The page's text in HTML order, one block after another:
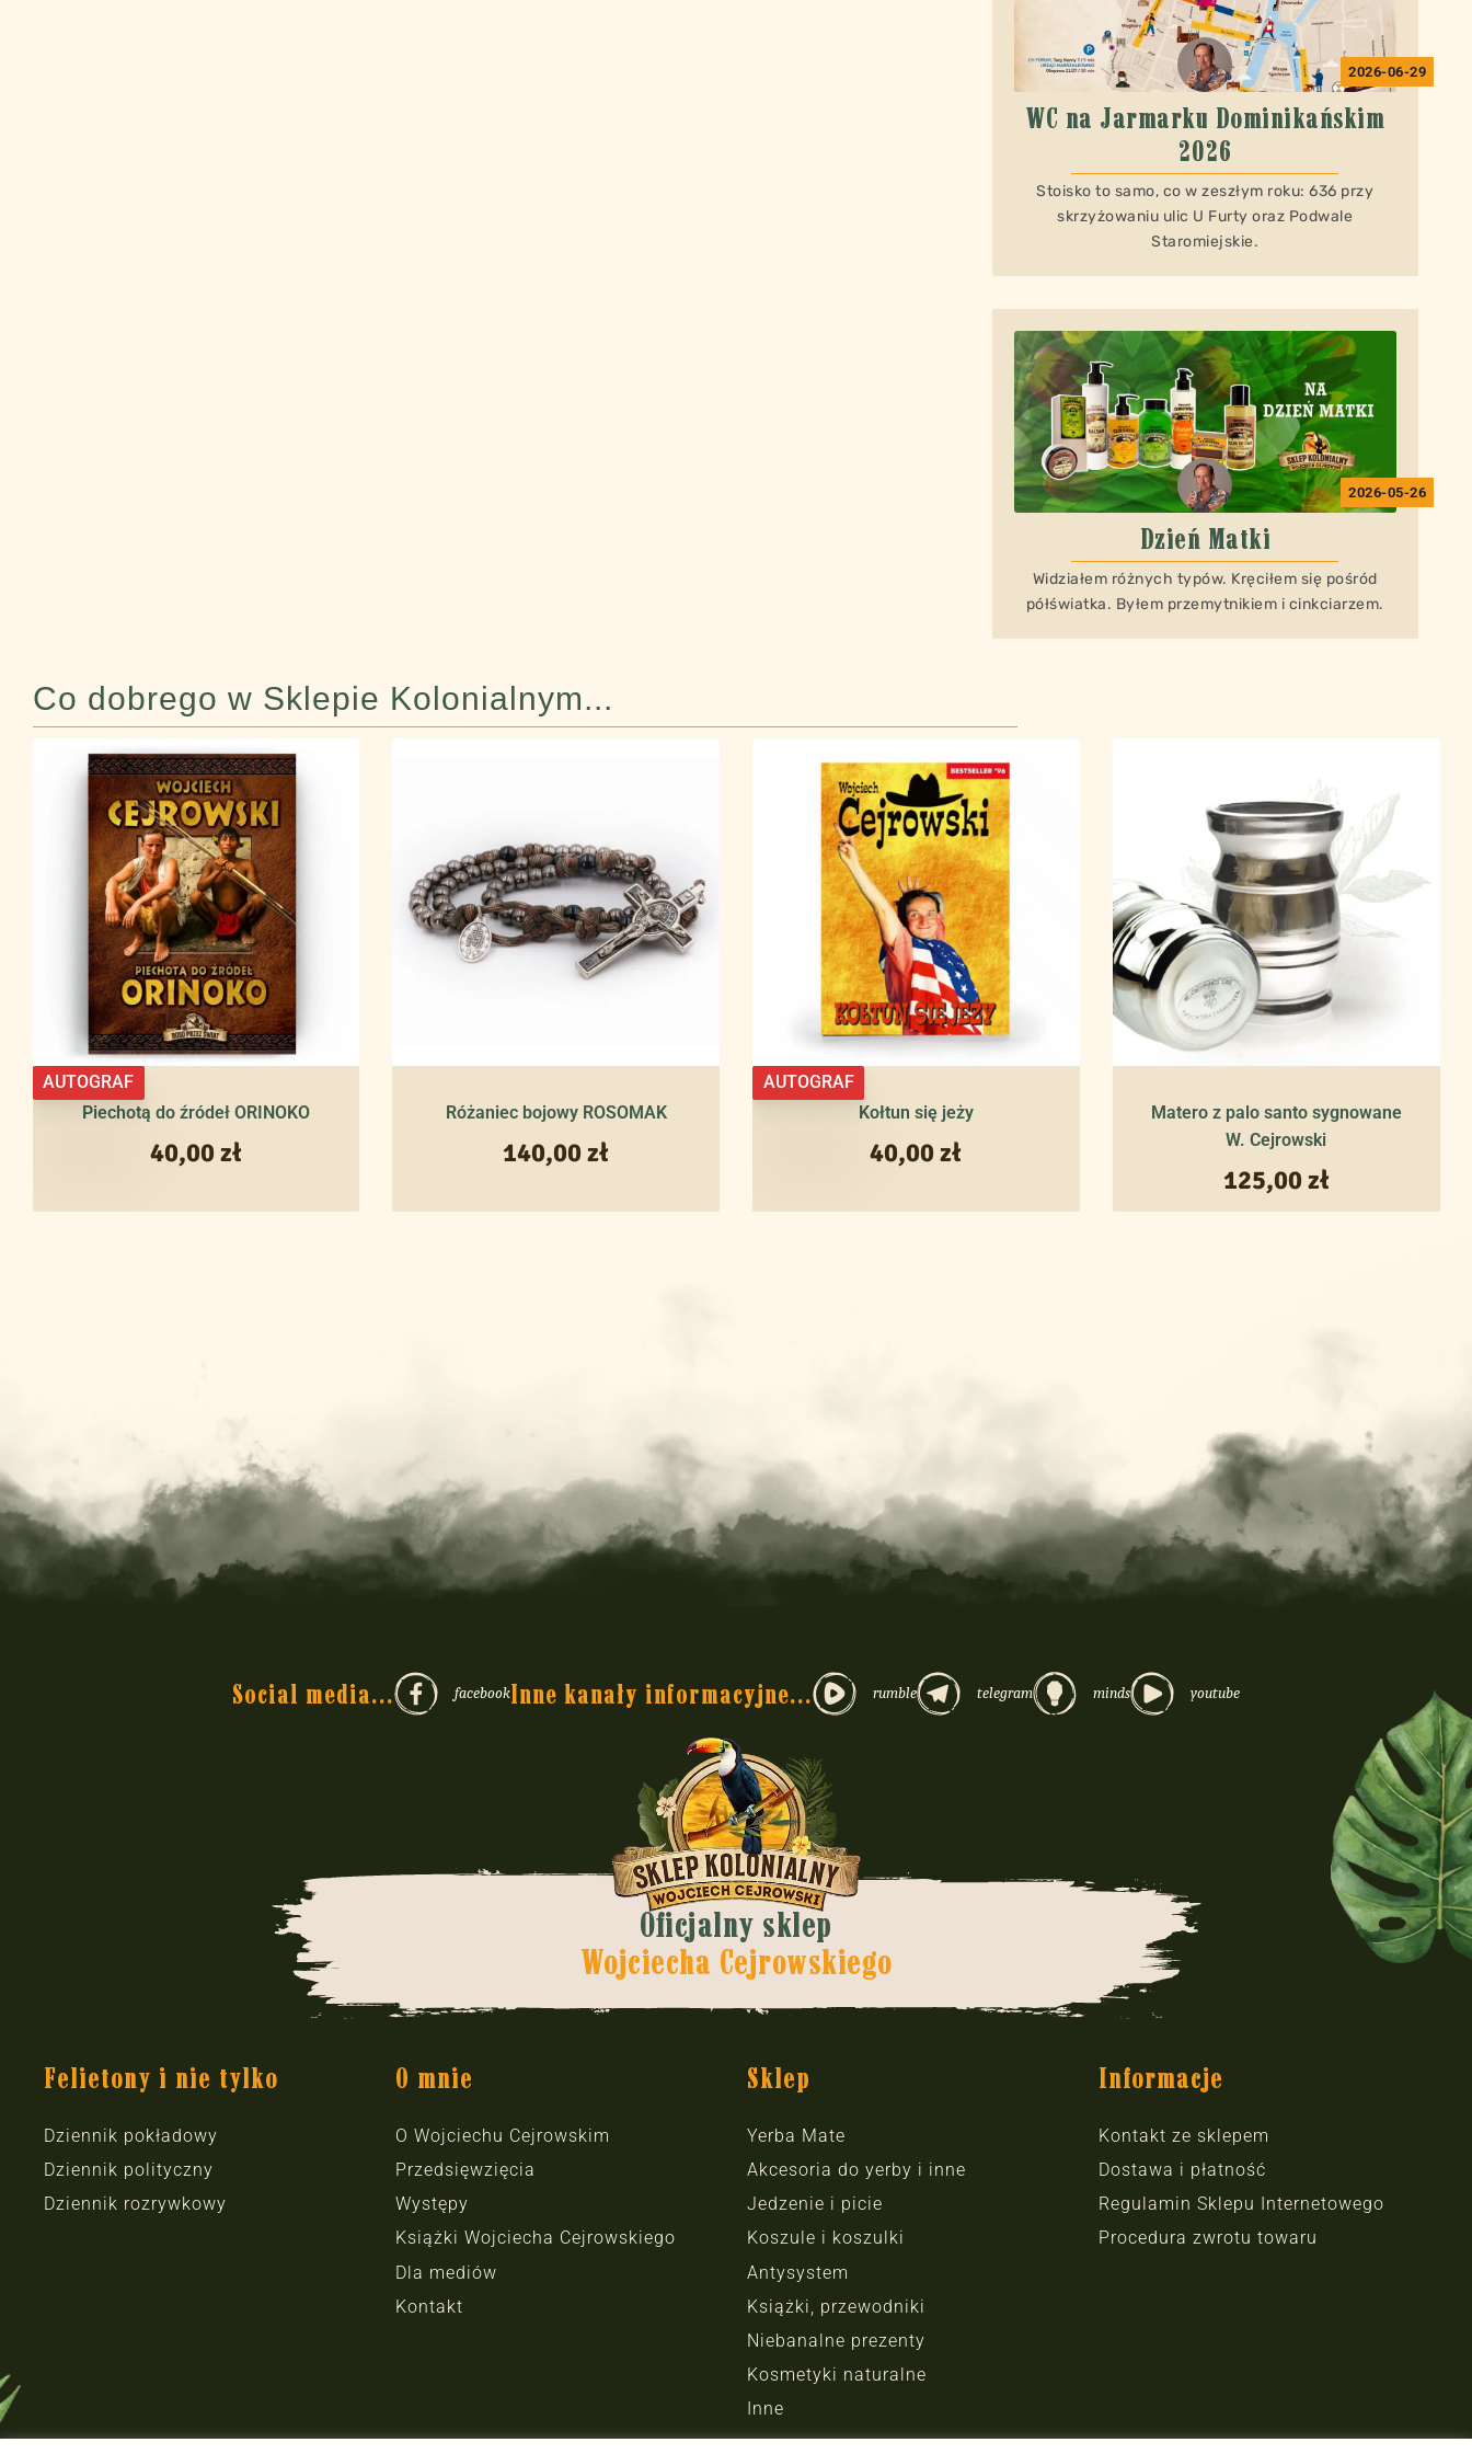
2026-06-29
WC na Jarmarku Dominikańskim
2026
Stoisko to samo, co w zeszłym roku: 636 przy
skrzyżowaniu ulic U Furty oraz Podwale
Staromiejskie.
2026-05-26
Dzień Matki
Widziałem różnych typów. Kręciłem się pośród
półświatka. Byłem przemytnikiem i cinkciarzem.
Co dobrego w Sklepie Kolonialnym...​
AUTOGRAF
Piechotą do źródeł ORINOKO
40,00 zł
Różaniec bojowy ROSOMAK
140,00zł
AUTOGRAF
Kołtun się jeży
40,00zł
Matero z palo santo sygnowane
W. Cejrowski
125,00 zł
Social media... facebookInne kanały informacyjne... rumble telegram minds youtube
Oficjalny sklep
Wojciecha Cejrowskiego
Felietony i nie tylko
Dziennik pokładowy
Dziennik polityczny
Dziennik rozrywkowy
O mnie
O Wojciechu Cejrowskim
Przedsięwzięcia
Występy
Książki Wojciecha Cejrowskiego
Dla mediów
Kontakt
Sklep
Yerba Mate
Akcesoria do yerby i inne
Jedzenie i picie
Koszule i koszulki
Antysystem
Książki, przewodniki
Niebanalne prezenty
Kosmetyki naturalne
Inne
Informacje
Kontakt ze sklepem
Dostawa i płatność
Regulamin Sklepu Internetowego
Procedura zwrotu towaru